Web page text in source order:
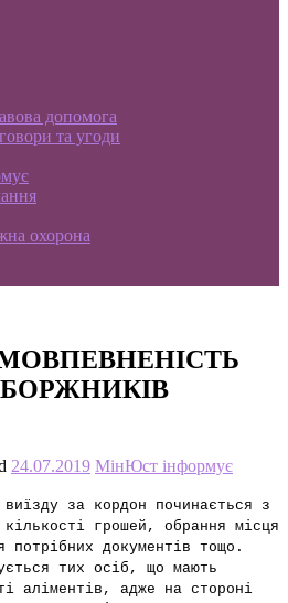
допомога
та угоди
охорона
24.07.2019 МінЮст інформує
за кордон починається з
кількості грошей, обрання місця
потрібних документів тощо.
тих осіб, що мають
аліментів, адже на стороні